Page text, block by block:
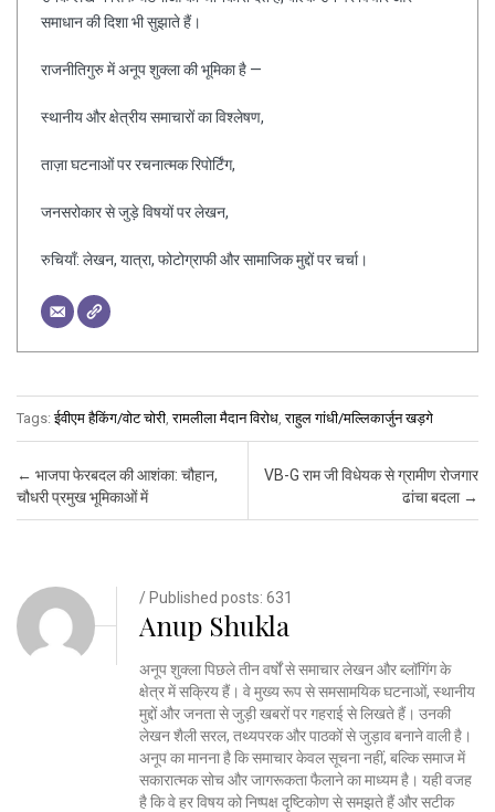
समाधान की दिशा भी सुझाते हैं।
राजनीतिगुरु में अनूप शुक्ला की भूमिका है —
स्थानीय और क्षेत्रीय समाचारों का विश्लेषण,
ताज़ा घटनाओं पर रचनात्मक रिपोर्टिंग,
जनसरोकार से जुड़े विषयों पर लेखन,
रुचियाँ: लेखन, यात्रा, फोटोग्राफी और सामाजिक मुद्दों पर चर्चा।
Tags:ईवीएम हैकिंग/वोट चोरी ,रामलीला मैदान विरोध ,राहुल गांधी/मल्लिकार्जुन खड़गे
Post navigation
← भाजपा फेरबदल की आशंका: चौहान,
चौधरी प्रमुख भूमिकाओं में
VB-G राम जी विधेयक से ग्रामीण रोजगार
ढांचा बदला →
/ Published posts: 631
Anup Shukla
अनूप शुक्ला पिछले तीन वर्षों से समाचार लेखन और ब्लॉगिंग के
क्षेत्र में सक्रिय हैं। वे मुख्य रूप से समसामयिक घटनाओं, स्थानीय
मुद्दों और जनता से जुड़ी खबरों पर गहराई से लिखते हैं। उनकी
लेखन शैली सरल, तथ्यपरक और पाठकों से जुड़ाव बनाने वाली है।
अनूप का मानना है कि समाचार केवल सूचना नहीं, बल्कि समाज में
सकारात्मक सोच और जागरूकता फैलाने का माध्यम है। यही वजह
है कि वे हर विषय को निष्पक्ष दृष्टिकोण से समझते हैं और सटीक